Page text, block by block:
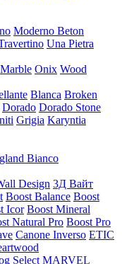
Moderno Beton
Una Pietra
Marble Onix Wood
Blanca Broken
Dorado Dorado Stone
Grigia Karyntia
Bianco
Design 3Д Вайт
Boost Balance Boost
Icor Boost Mineral
Natural Pro Boost Pro
Canone Inverso ETIC
Select MARVEL